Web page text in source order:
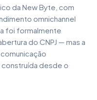
da New Byte, com
omnichannel
foi formalmente
do CNPJ — mas a
construída desde o